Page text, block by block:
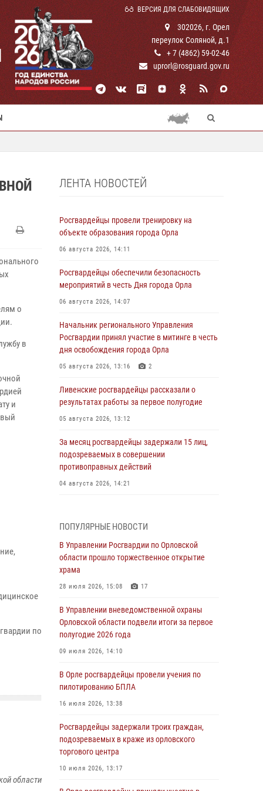
ВЕРСИЯ ДЛЯ СЛАБОВИДЯЩИХ
302026, г. Орел
переулок Соляной, д.1
+ 7 (4862) 59-02-46
uprorl@rosguard.gov.ru
о
в
и
по
области
ЛЕНТА НОВОСТЕЙ
Росгвардейцы провели тренировку на
объекте образования города Орла
06 августа 2026, 14:11
Росгвардейцы обеспечили безопасность
мероприятий в честь Дня города Орла
06 августа 2026, 14:07
Начальник регионального Управления
Росгвардии принял участие в митинге в честь
дня освобождения города Орла
05 августа 2026, 13:16 2
Ливенские росгвардейцы рассказали о
результатах работы за первое полугодие
05 августа 2026, 13:12
За месяц росгвардейцы задержали 15 лиц,
подозреваемых в совершении
противоправных действий
04 августа 2026, 14:21
За месяц росгвардейцы приняли от граждан
более 800 заявлений о предоставлении
госуслуг
Росгвардейцы обеспечили безопасность во
время празднования Дня ВДВ
03 августа 2026, 14:23
В Орле росгвардейцы приняли участие в
учениях на избирательном участке
31 июля 2026, 13:21
Жительница Мценска сдала в Росгвардию
незарегистрированное ружьё
31 июля 2026, 13:16
ПОПУЛЯРНЫЕ НОВОСТИ
В Управлении Росгвардии по Орловской
области прошло торжественное открытие
храма
28 июля 2026, 15:08 17
В Управлении вневедомственной охраны
Орловской области подвели итоги за первое
полугодие 2026 года
09 июля 2026, 14:10
В Орле росгвардейцы провели учения по
пилотированию БПЛА
16 июля 2026, 13:38
Росгвардейцы задержали троих граждан,
подозреваемых в краже из орловского
торгового центра
10 июля 2026, 13:17